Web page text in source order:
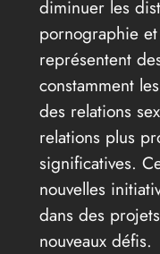
diminuer les
pornographie
représentent
constamment
des relations
relations plus
significatives.
nouvelles
dans des
nouveaux défis.